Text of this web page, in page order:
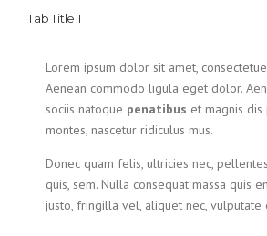
Tab Title 1
Lorem ipsum dolor sit amet,
Aenean commodo ligula eget dolor.
sociis natoque penatibus et magnis
montes, nascetur ridiculus mus.
Donec quam felis, ultricies nec,
quis, sem. Nulla consequat massa quis
justo, fringilla vel, aliquet nec, vulputate